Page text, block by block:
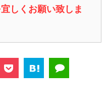
しくお願い致しま